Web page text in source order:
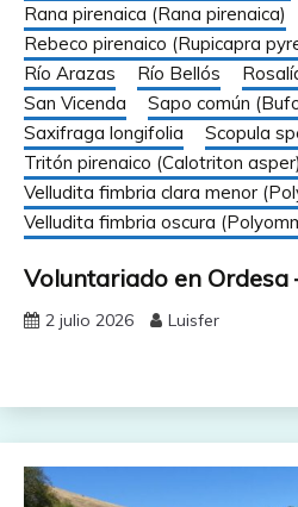
Rana pirenaica (Rana pirenaica)
Rebeco pirenaico (Rupicapra
Río Arazas
Río Bellós
San Vicenda
Sapo común
Saxifraga longifolia
Scopula
Tritón pirenaico (Calotriton asper)
Velludita fimbria clara menor
Velludita fimbria oscura
Voluntariado en Ordesa
2 julio 2026 Luisfer